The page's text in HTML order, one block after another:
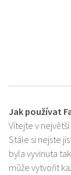
Jak používat
Vítejte v
Stále si nejste
byla vyvinuta
může vytvořit